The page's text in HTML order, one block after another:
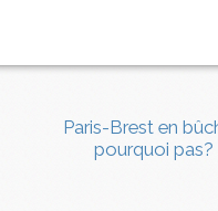
Paris-Brest en
pourquoi pas?